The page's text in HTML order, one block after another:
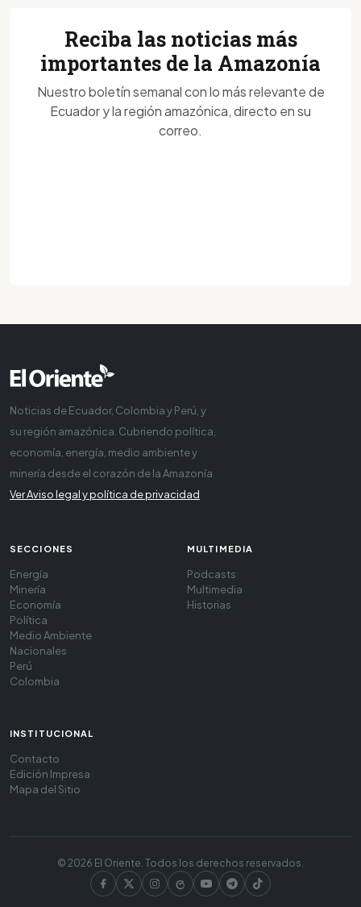
Reciba las noticias más
importantes de la Amazonía
Nuestro boletín semanal con lo más relevante de
Ecuador y la región amazónica, directo en su
correo.
Noticias de Ecuador, Colombia y Perú, y
su región amazónica. Cubriendo política,
economía, energía, medio ambiente y
minería desde el corazón de la Amazonía
Ver Aviso legal y política de privacidad
SECCIONES
Energía
Minería
Economía
Política
Medio Ambiente
Nacionales
Perú
Colombia
MULTIMEDIA
Podcasts
Multimedia
Historias
INSTITUCIONAL
Contacto
Edición Impresa
Mapa del Sitio
© 2026 El Oriente. Todos los derechos reservados.